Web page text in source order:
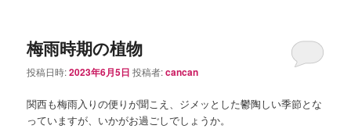
梅雨時期の植物
投稿日時:2023年6月5日 投稿者:cancan
関西も梅雨入りの便りが聞こえ、ジメッとした鬱陶しい季節とな
っていますが、いかがお過ごしでしょうか。